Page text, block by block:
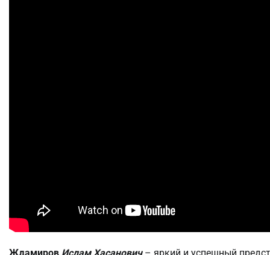
Ждамиров Ислам Хасанович– яркий и успешный